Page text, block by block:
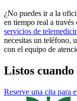
¿No puedes ir a la
en tiempo real a través
servicios de
necesitas un teléfono,
con el equipo de
Listos cuando
Reserve una cita para